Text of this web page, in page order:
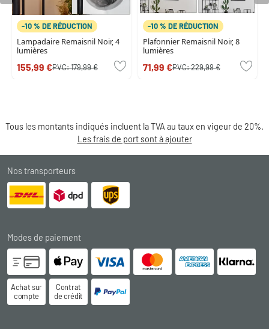
-10 % DE RÉDUCTION
Lampadaire Remaisnil Noir, 4
lumières
155,99 €PVC:179,99 €
-10 % DE RÉDUCTION
Plafonnier Remaisnil Noir, 8
lumières
71,99 €PVC:229,99 €
Tous les montants indiqués incluent la TVA au taux en vigeur de 20%.
Les frais de port sont à ajouter
Nos transporteurs
Modes de paiement
Achat sur
compte
Contrat
de crédit